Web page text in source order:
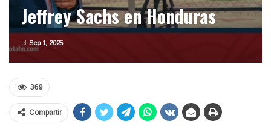
Jeffrey Sachs en Honduras
el Sep 1, 2025
369
Compartir